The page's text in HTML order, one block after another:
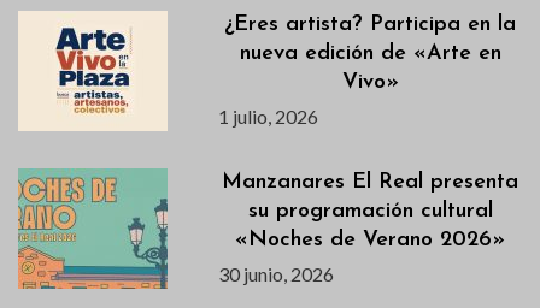
¿Eres artista? Participa en la
nueva edición de «Arte en
Vivo»
1 julio, 2026
Manzanares El Real presenta
su programación cultural
«Noches de Verano 2026»
30 junio, 2026